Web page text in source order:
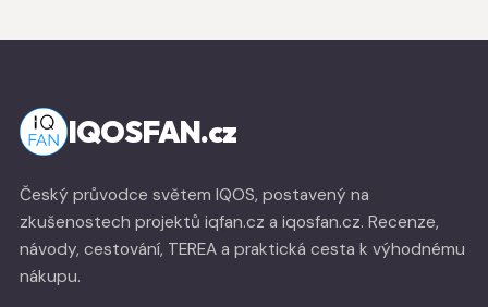
IQOSFAN.cz
Český průvodce světem IQOS, postavený na
zkušenostech projektů iqfan.cz a iqosfan.cz. Recenze,
návody, cestování, TEREA a praktická cesta k výhodnému
nákupu.